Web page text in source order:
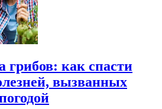
грибов: как спасти
вызванных